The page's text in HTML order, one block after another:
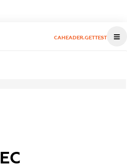
CAHEADER.GETTEST